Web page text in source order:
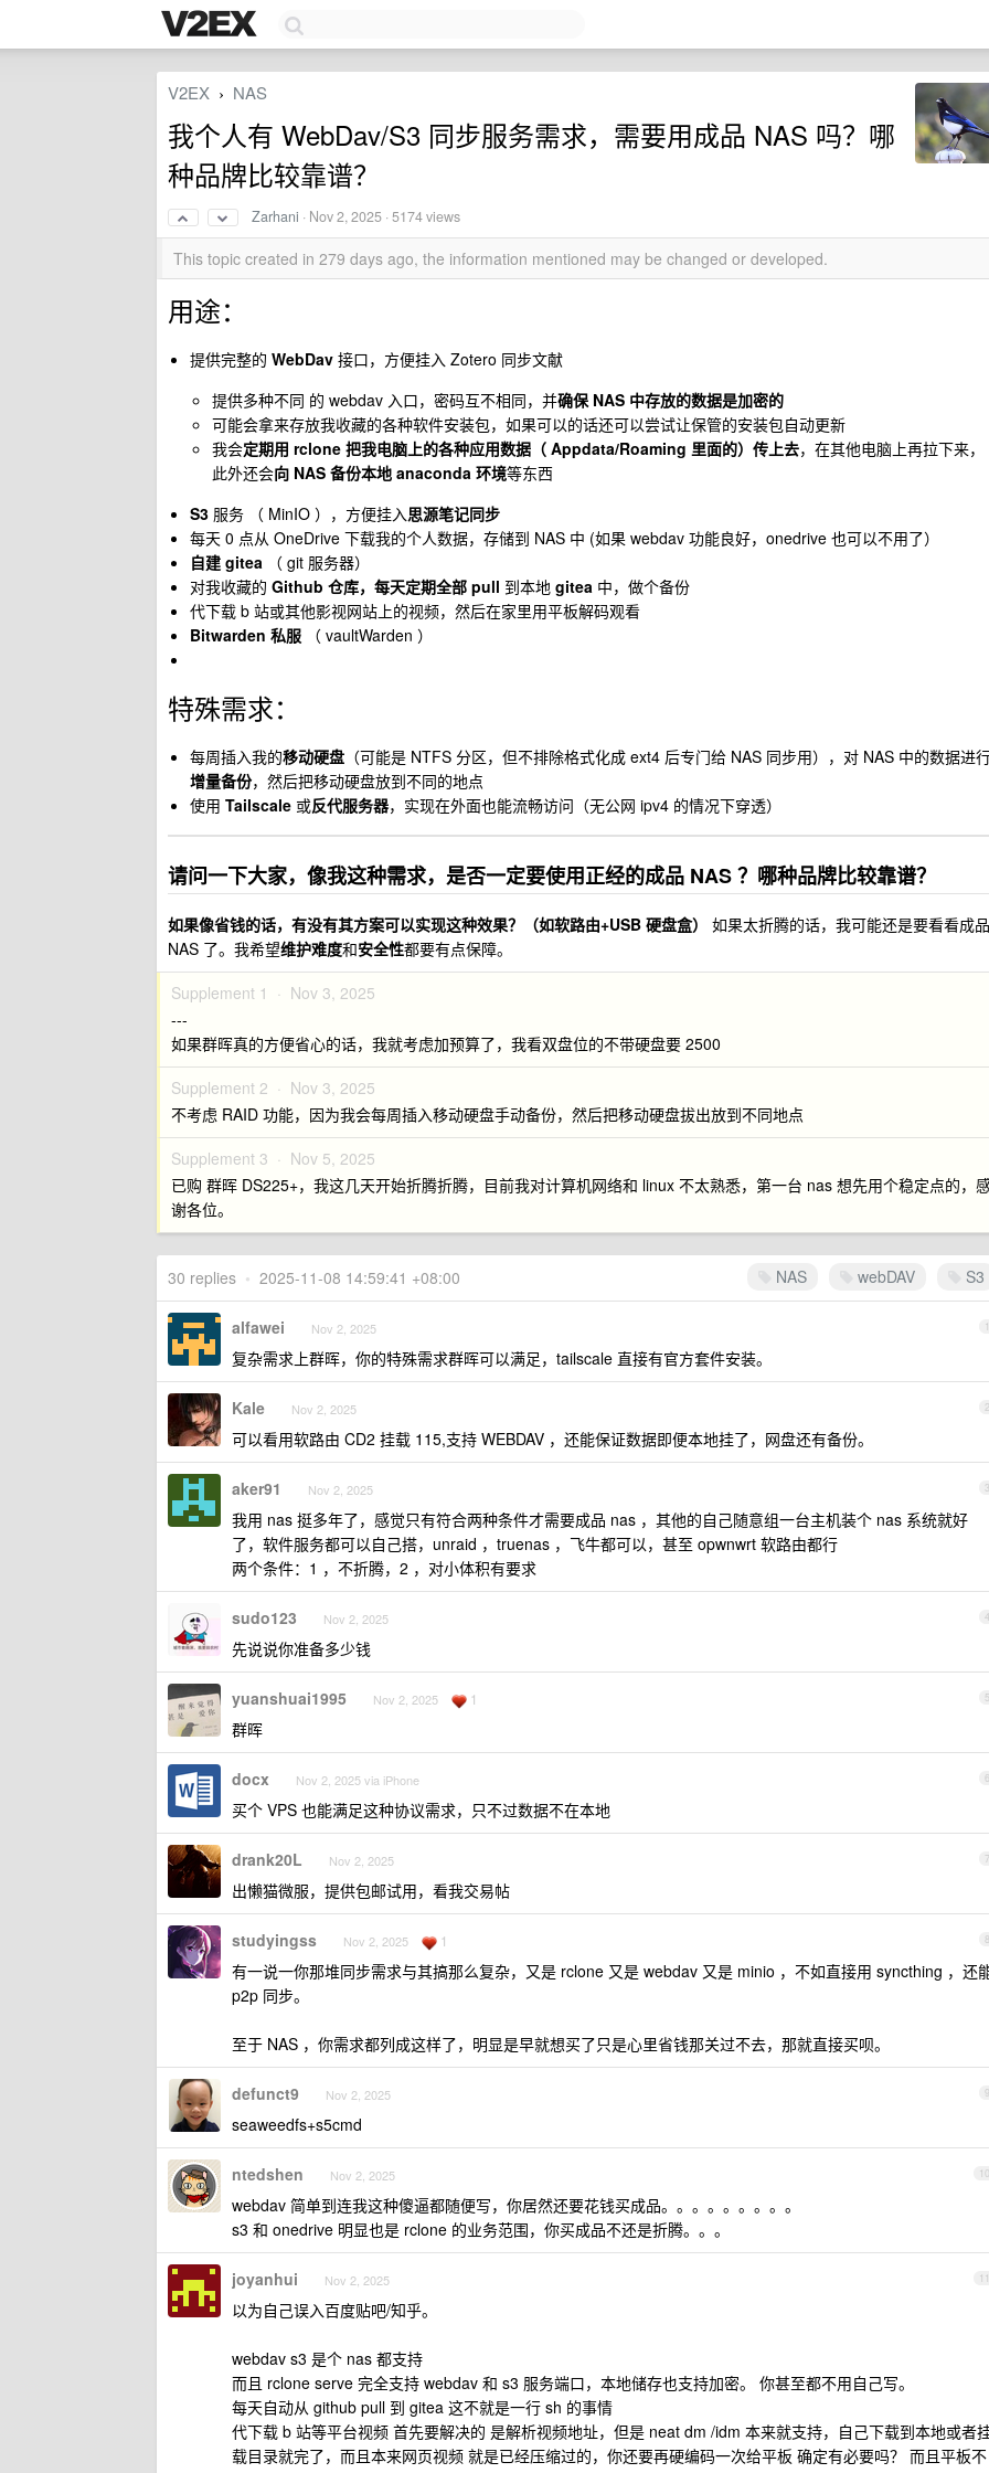
V2EX › NAS
我个人有 WebDav/S3 同步服务需求，需要用成品 NAS 吗？哪
种品牌比较靠谱？
Zarhani · Nov 2, 2025 · 5174 views
This topic created in 279 days ago, the information mentioned may be changed or developed.
用途：
提供完整的 WebDav 接口，方便挂入 Zotero 同步文献
提供多种不同 的 webdav 入口，密码互不相同，并确保 NAS 中存放的数据是加密的
可能会拿来存放我收藏的各种软件安装包，如果可以的话还可以尝试让保管的安装包自动更新
我会定期用 rclone 把我电脑上的各种应用数据（ Appdata/Roaming 里面的）传上去，在其他电脑上再拉下来，
此外还会向 NAS 备份本地 anaconda 环境等东西
S3 服务 （ MinIO ），方便挂入思源笔记同步
每天 0 点从 OneDrive 下载我的个人数据，存储到 NAS 中 (如果 webdav 功能良好，onedrive 也可以不用了）
自建 gitea （ git 服务器）
对我收藏的 Github 仓库，每天定期全部 pull 到本地 gitea 中，做个备份
代下载 b 站或其他影视网站上的视频，然后在家里用平板解码观看
Bitwarden 私服 （ vaultWarden ）
特殊需求：
每周插入我的移动硬盘 （可能是 NTFS 分区，但不排除格式化成 ext4 后专门给 NAS 同步用），对 NAS 中的数据进
增量备份，然后把移动硬盘放到不同的地点
使用 Tailscale 或反代服务器，实现在外面也能流畅访问（无公网 ipv4 的情况下穿透）
请问一下大家，像我这种需求，是否一定要使用正经的成品 NAS ？哪种品牌比较靠谱？
如果像省钱的话，有没有其方案可以实现这种效果？（如软路由+USB 硬盘盒）
如果太折腾的话，我可能还是要看看成品
NAS 了。我希望维护难度和安全性都要有点保障。
Supplement 1 · Nov 3, 2025
---
如果群晖真的方便省心的话，我就考虑加预算了，我看双盘位的不带硬盘要 2500
Supplement 2 · Nov 3, 2025
不考虑 RAID 功能，因为我会每周插入移动硬盘手动备份，然后把移动硬盘拔出放到不同地点
Supplement 3 · Nov 5, 2025
已购 群晖 DS225+，我这几天开始折腾折腾，目前我对计算机网络和 linux 不太熟悉，第一台 nas 想先用个稳定点的，
谢各位。
NAS webDAV S3
30 replies • 2025-11-08 14:59:41 +08:00
1
alfawei Nov 2, 2025
复杂需求上群晖，你的特殊需求群晖可以满足，tailscale 直接有官方套件安装。
2
Kale Nov 2, 2025
可以看用软路由 CD2 挂载 115,支持 WEBDAV ，还能保证数据即便本地挂了，网盘还有备份。
3
aker91 Nov 2, 2025
我用 nas 挺多年了，感觉只有符合两种条件才需要成品 nas ，其他的自己随意组一台主机装个 nas 系统就好
了，软件服务都可以自己搭，unraid ，truenas ，飞牛都可以，甚至 opwnwrt 软路由都行
两个条件：1 ，不折腾，2 ，对小体积有要求
4
sudo123 Nov 2, 2025
先说说你准备多少钱
5
yuanshuai1995 Nov 2, 2025 1
群晖
6
docx Nov 2, 2025 via iPhone
买个 VPS 也能满足这种协议需求，只不过数据不在本地
7
drank20L Nov 2, 2025
出懒猫微服，提供包邮试用，看我交易帖
8
studyingss Nov 2, 2025 1
有一说一你那堆同步需求与其搞那么复杂，又是 rclone 又是 webdav 又是 minio ，不如直接用 syncthing ，还
p2p 同步。
至于 NAS ，你需求都列成这样了，明显是早就想买了只是心里省钱那关过不去，那就直接买呗。
9
defunct9 Nov 2, 2025
seaweedfs+s5cmd
10
ntedshen Nov 2, 2025
webdav 简单到连我这种傻逼都随便写，你居然还要花钱买成品。。。。。。。。。
s3 和 onedrive 明显也是 rclone 的业务范围，你买成品不还是折腾。。。
11
joyanhui Nov 2, 2025
以为自己误入百度贴吧/知乎。
webdav s3 是个 nas 都支持
而且 rclone serve 完全支持 webdav 和 s3 服务端口，本地储存也支持加密。 你甚至都不用自己写。
每天自动从 github pull 到 gitea 这不就是一行 sh 的事情
代下载 b 站等平台视频 首先要解决的 是解析视频地址，但是 neat dm /idm 本来就支持，自己下载到本地或者
载目录就完了，而且本来网页视频 就是已经压缩过的，你还要再硬编码一次给平板 确定有必要吗？ 而且平板不